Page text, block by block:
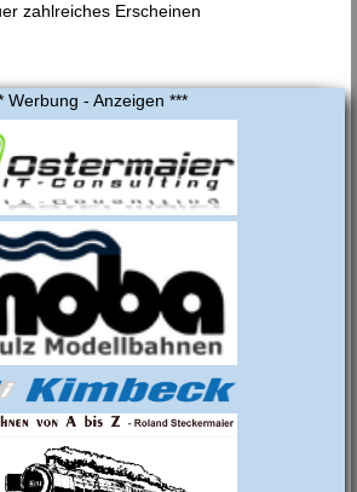
zahlreiches Erscheinen
Werbung - Anzeigen ***